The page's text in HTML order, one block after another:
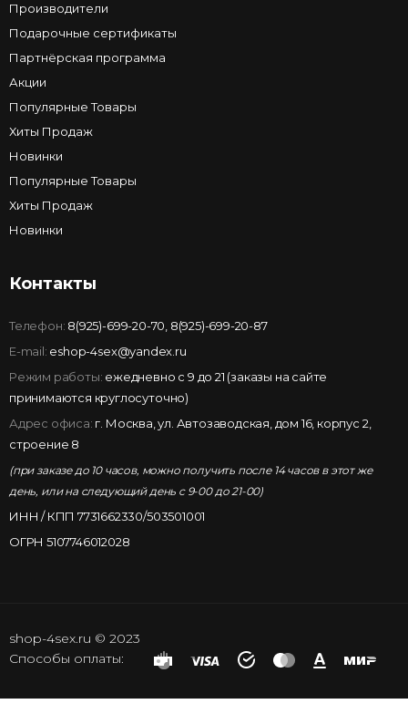
Производители
Подарочные сертификаты
Партнёрская программа
Акции
Популярные Товары
Хиты Продаж
Новинки
Популярные Товары
Хиты Продаж
Новинки
Контакты
Телефон: 8(925)-699-20-70 8(925)-699-20-87
E-mail: eshop-4sex@yandex.ru
Режим работы: ежедневно с 9 до 21 (заказы на сайте
принимаются круглосуточно)
Адрес офиса: г. Москва, ул. Автозаводская, дом 16, корпус 2,
строение 8
(при заказе до 10 часов, можно получить после 14 часов в этот же
день, или на следующий день с 9-00 до 21-00)
ИНН / КПП 7731662330/503501001
ОГРН 5107746012028
shop-4sex.ru © 2023
Способы оплаты: